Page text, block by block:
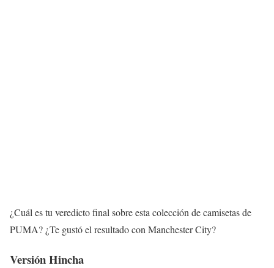
¿Cuál es tu veredicto final sobre esta colección de camisetas de
PUMA? ¿Te gustó el resultado con Manchester City?
Versión Hincha